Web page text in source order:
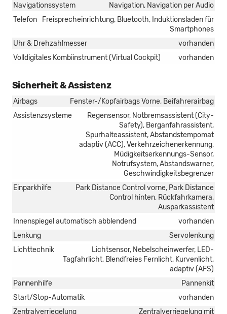
Navigationssystem
Navigation, Navigation per Audio
Telefon
Freisprecheinrichtung, Bluetooth, Induktionsladen für
Smartphones
Uhr & Drehzahlmesser
vorhanden
Volldigitales Kombiinstrument (Virtual Cockpit)
vorhanden
Sicherheit & Assistenz
Airbags
Fenster-/Kopfairbags Vorne, Beifahrerairbag
Assistenzsysteme
Regensensor, Notbremsassistent (City-
Safety), Berganfahrassistent,
Spurhalteassistent, Abstandstempomat
adaptiv (ACC), Verkehrzeichenerkennung,
Müdigkeitserkennungs-Sensor,
Notrufsystem, Abstandswarner,
Geschwindigkeitsbegrenzer
Einparkhilfe
Park Distance Control vorne, Park Distance
Control hinten, Rückfahrkamera,
Ausparkassistent
Innenspiegel automatisch abblendend
vorhanden
Lenkung
Servolenkung
Lichttechnik
Lichtsensor, Nebelscheinwerfer, LED-
Tagfahrlicht, Blendfreies Fernlicht, Kurvenlicht,
adaptiv (AFS)
Pannenhilfe
Pannenkit
Start/Stop-Automatik
vorhanden
Zentralverriegelung
Zentralverriegelung mit